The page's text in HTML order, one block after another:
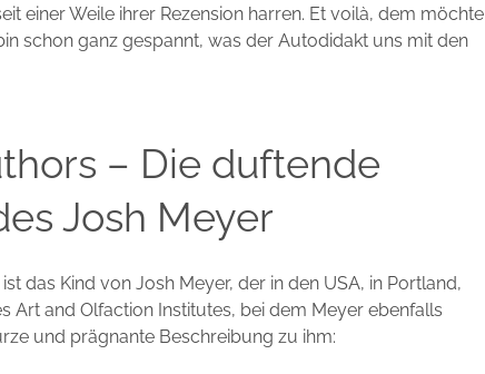
einer Weile ihrer Rezension harren. Et voilà, dem möchte
schon ganz gespannt, was der Autodidakt uns mit den
– Die duftende
Josh Meyer
das Kind von Josh Meyer, der in den USA, in Portland,
Art and Olfaction Institutes, bei dem Meyer ebenfalls
und prägnante Beschreibung zu ihm: